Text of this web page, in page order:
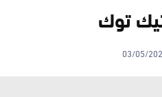
توك
03/05/